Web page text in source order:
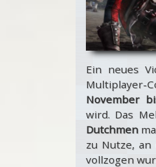
Ein neues
Multiplayer-
November
wird. Das
Dutchmen
zu Nutze, an
vollzogen